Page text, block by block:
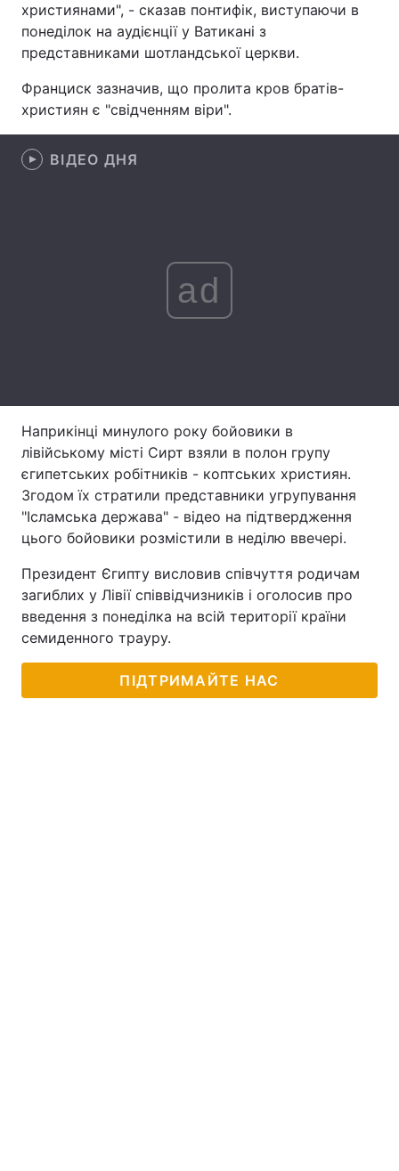
Україна Політика
Економіка Світ
Спорт Наука
Регіони
Інтерв'ю Думки
Архів Вакансії
Контакти
Послуги
християнами", - сказав понтифік, виступаючи в
понеділок на аудієнції у Ватикані з
представниками шотландської церкви.
Франциск зазначив, що пролита кров братів-
християн є "свідченням віри".
ВІДЕО ДНЯ
ad
Наприкінці минулого року бойовики в
лівійському місті Сирт взяли в полон групу
єгипетських робітників - коптських християн.
Згодом їх стратили представники угрупування
"Ісламська держава" - відео на підтвердження
цього бойовики розмістили в неділю ввечері.
Президент Єгипту висловив співчуття родичам
загиблих у Лівії співвідчизників і оголосив про
введення з понеділка на всій території країни
семиденного трауру.
ПІДТРИМАЙТЕ НАС